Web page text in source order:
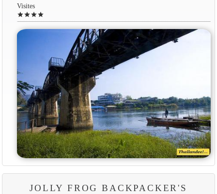
Visites
starstarstarstar
JOLLY FROG BACKPACKER'S